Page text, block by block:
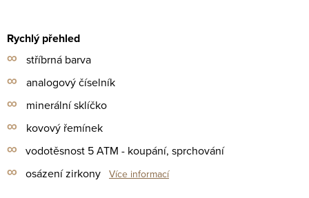
Rychlý přehled
∞ stříbrná barva
∞ analogový číselník
∞ minerální sklíčko
∞ kovový řemínek
∞ vodotěsnost 5 ATM - koupání, sprchování
∞ osázení zirkony Více informací